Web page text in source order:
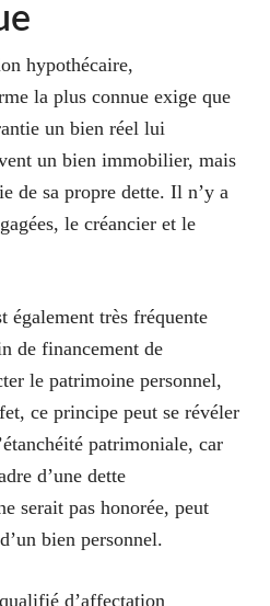
hypothécaire,
la plus connue exige que
un bien réel lui
un bien immobilier, mais
de sa propre dette. Il n’y a
le créancier et le
également très fréquente
de financement de
le patrimoine personnel,
ce principe peut se révéler
patrimoniale, car
d’une dette
serait pas honorée, peut
bien personnel.
d’affectation